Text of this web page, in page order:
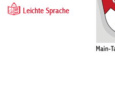
Leichte Sprache